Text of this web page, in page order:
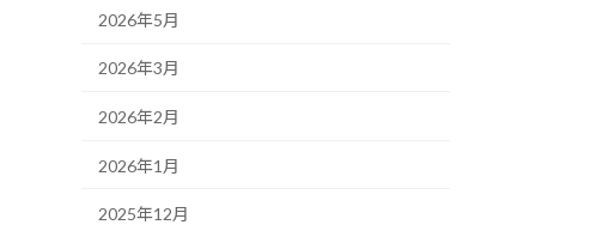
2026年5月
2026年3月
2026年2月
2026年1月
2025年12月